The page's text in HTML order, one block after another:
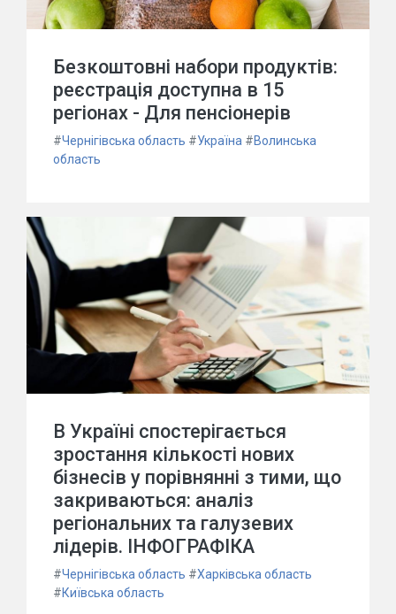
Безкоштовні набори продуктів:
реєстрація доступна в 15
регіонах - Для пенсіонерів
#Чернігівська область #Україна #Волинська
область
В Україні спостерігається
зростання кількості нових
бізнесів у порівнянні з тими, що
закриваються: аналіз
регіональних та галузевих
лідерів. ІНФОГРАФІКА
#Чернігівська область #Харківська область
#Київська область